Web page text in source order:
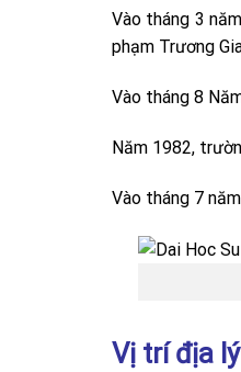
Vào tháng 3
phạm Trương
Vào tháng 8
Năm 1982,
Vào tháng 7
Vị trí địa